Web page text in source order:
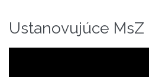
Ustanovujúce MsZ